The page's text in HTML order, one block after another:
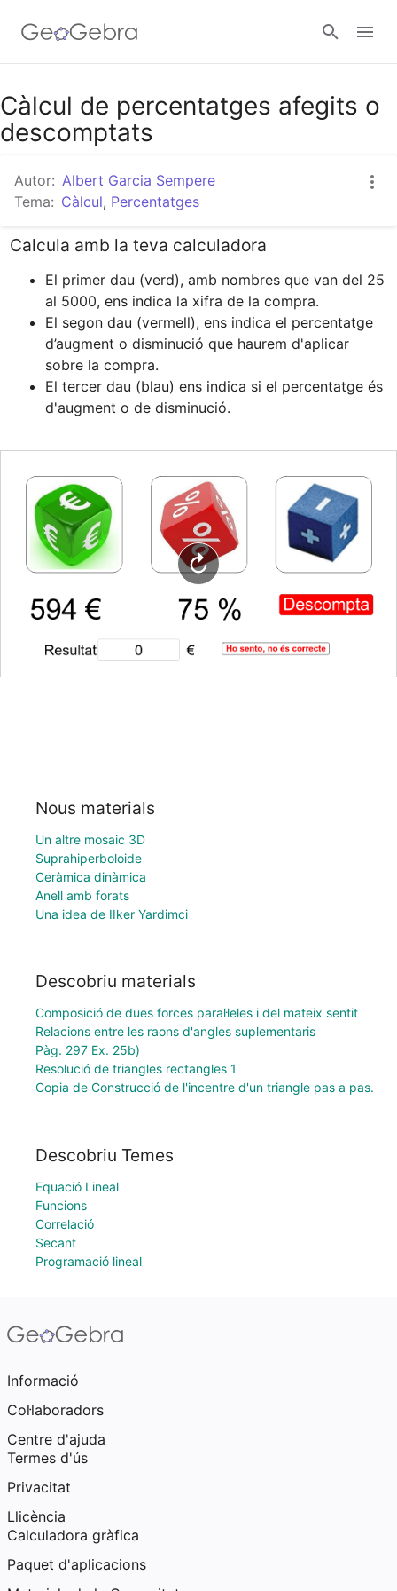
Google Classroom
Càlcul de percentatges afegits o
descomptats
Autor: Albert Garcia Sempere
Tema: Càlcul, Percentatges
Calcula amb la teva calculadora
El primer dau (verd), amb nombres que van del 25
al 5000, ens indica la xifra de la compra.
El segon dau (vermell), ens indica el percentatge
d’augment o disminució ﻿que haurem d'aplicar
sobre la compra.
El tercer dau (blau) ens indica si el percentatge és
d'augment o de disminució.
Nous materials
Un altre mosaic 3D
Suprahiperboloide
Ceràmica dinàmica
Anell amb forats
Una idea de IIker Yardimci
Descobriu materials
Composició de dues forces paral·leles i del mateix sentit
Relacions entre les raons d'angles suplementaris
Pàg. 297 Ex. 25b)
Resolució de triangles rectangles 1
Copia de Construcció de l'incentre d'un triangle pas a pas.
Descobriu Temes
Equació Lineal
Funcions
Correlació
Secant
Programació lineal
Informació
Col·laboradors
Centre d'ajuda
Termes d'ús
Privacitat
Llicència
Calculadora gràfica
Paquet d'aplicacions